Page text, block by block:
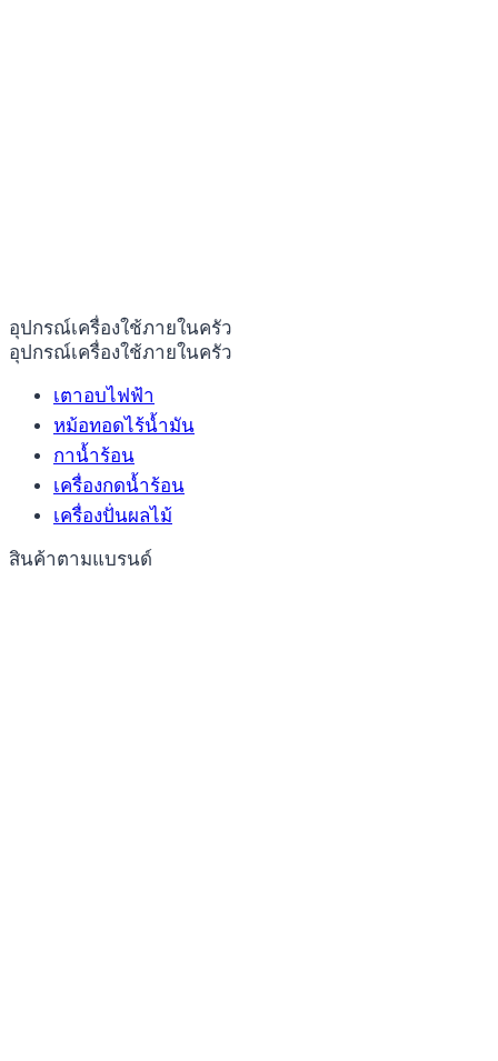
อุปกรณ์เครื่องใช้ภายในครัว
อุปกรณ์เครื่องใช้ภายในครัว
เตาอบไฟฟ้า
หม้อทอดไร้น้ำมัน
กาน้ำร้อน
เครื่องกดน้ำร้อน
เครื่องปั่นผลไม้
สินค้าตามแบรนด์